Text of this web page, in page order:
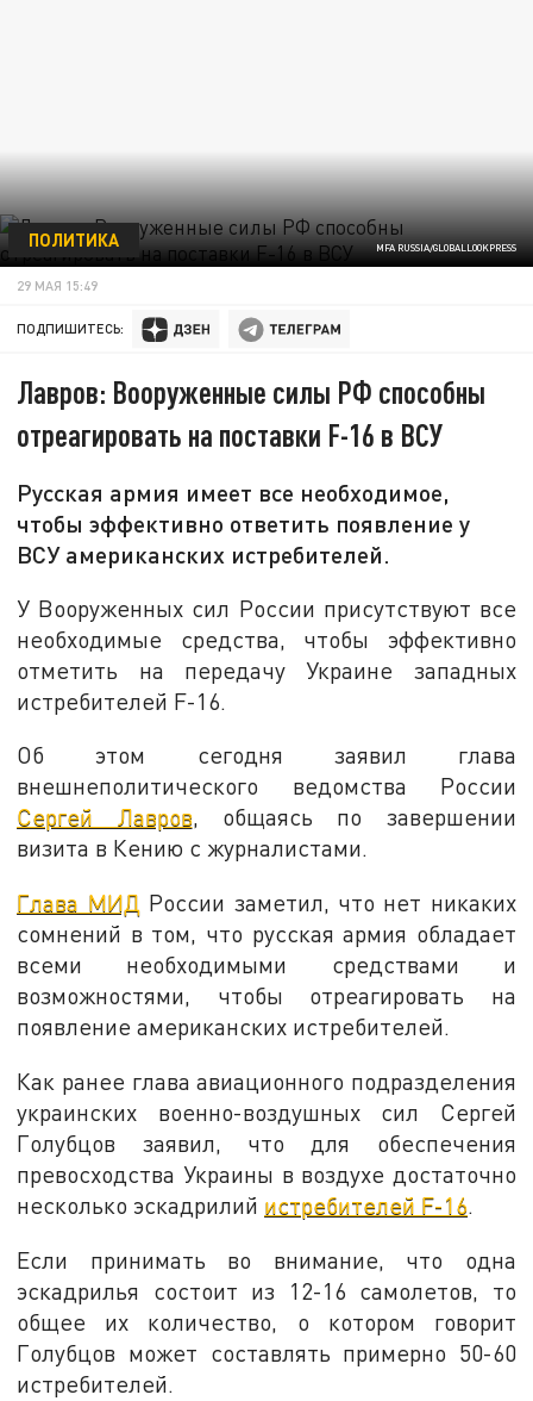
MFA RUSSIA/GLOBALLOOKPRESS
ПОЛИТИКА
29 МАЯ 15:49
ПОДПИШИТЕСЬ:
Лавров: Вооруженные силы РФ способны
отреагировать на поставки F-16 в ВСУ
Русская армия имеет все необходимое,
чтобы эффективно ответить появление у
ВСУ американских истребителей.
У Вооруженных сил России присутствуют все
необходимые средства, чтобы эффективно
отметить на передачу Украине западных
истребителей F-16.
Об этом сегодня заявил глава
внешнеполитического ведомства России
Сергей Лавров, общаясь по завершении
визита в Кению с журналистами.
Глава МИД России заметил, что нет никаких
сомнений в том, что русская армия обладает
всеми необходимыми средствами и
возможностями, чтобы отреагировать на
появление американских истребителей.
Как ранее глава авиационного подразделения
украинских военно-воздушных сил Сергей
Голубцов заявил, что для обеспечения
превосходства Украины в воздухе достаточно
несколько эскадрилий истребителей F-16.
Если принимать во внимание, что одна
эскадрилья состоит из 12-16 самолетов, то
общее их количество, о котором говорит
Голубцов может составлять примерно 50-60
истребителей.